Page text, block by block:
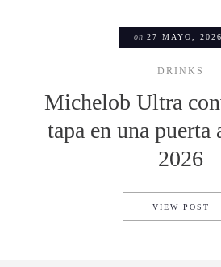
on 27 MAYO, 2026
DRINKS
Michelob Ultra
tapa en una
2026
VIEW POST